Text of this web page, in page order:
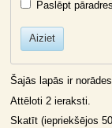
Paslēpt
Aiziet
Šajās lapās ir
Attēloti 2 ieraksti.
Skatīt (iepriekšējos 50